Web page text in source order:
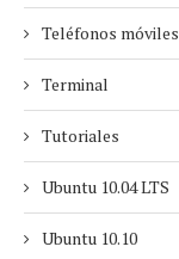
Teléfonos móviles
Terminal
Tutoriales
Ubuntu 10.04 LTS
Ubuntu 10.10